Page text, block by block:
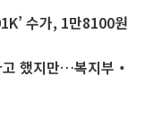
수가, 1만8100원
고 했지만…복지부‧